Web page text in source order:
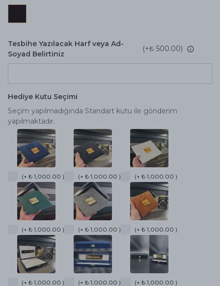
Tesbihe Yazılacak Harf veya Ad-
Soyad Belirtiniz
(+₺ 500.00)
Hediye Kutu Seçimi
Seçim yapılmadığında Standart kutu ile gönderim
yapılmaktadır.
(+ ₺ 1,000.00 ) (+ ₺ 1,000.00 ) (+ ₺ 1,000.00 )
(+ ₺ 1,000.00 ) (+ ₺ 1,000.00 ) (+ ₺ 1,000.00 )
(+ ₺ 1,000.00 ) (+ ₺ 1,000.00 ) (+ ₺ 1,000.00 )